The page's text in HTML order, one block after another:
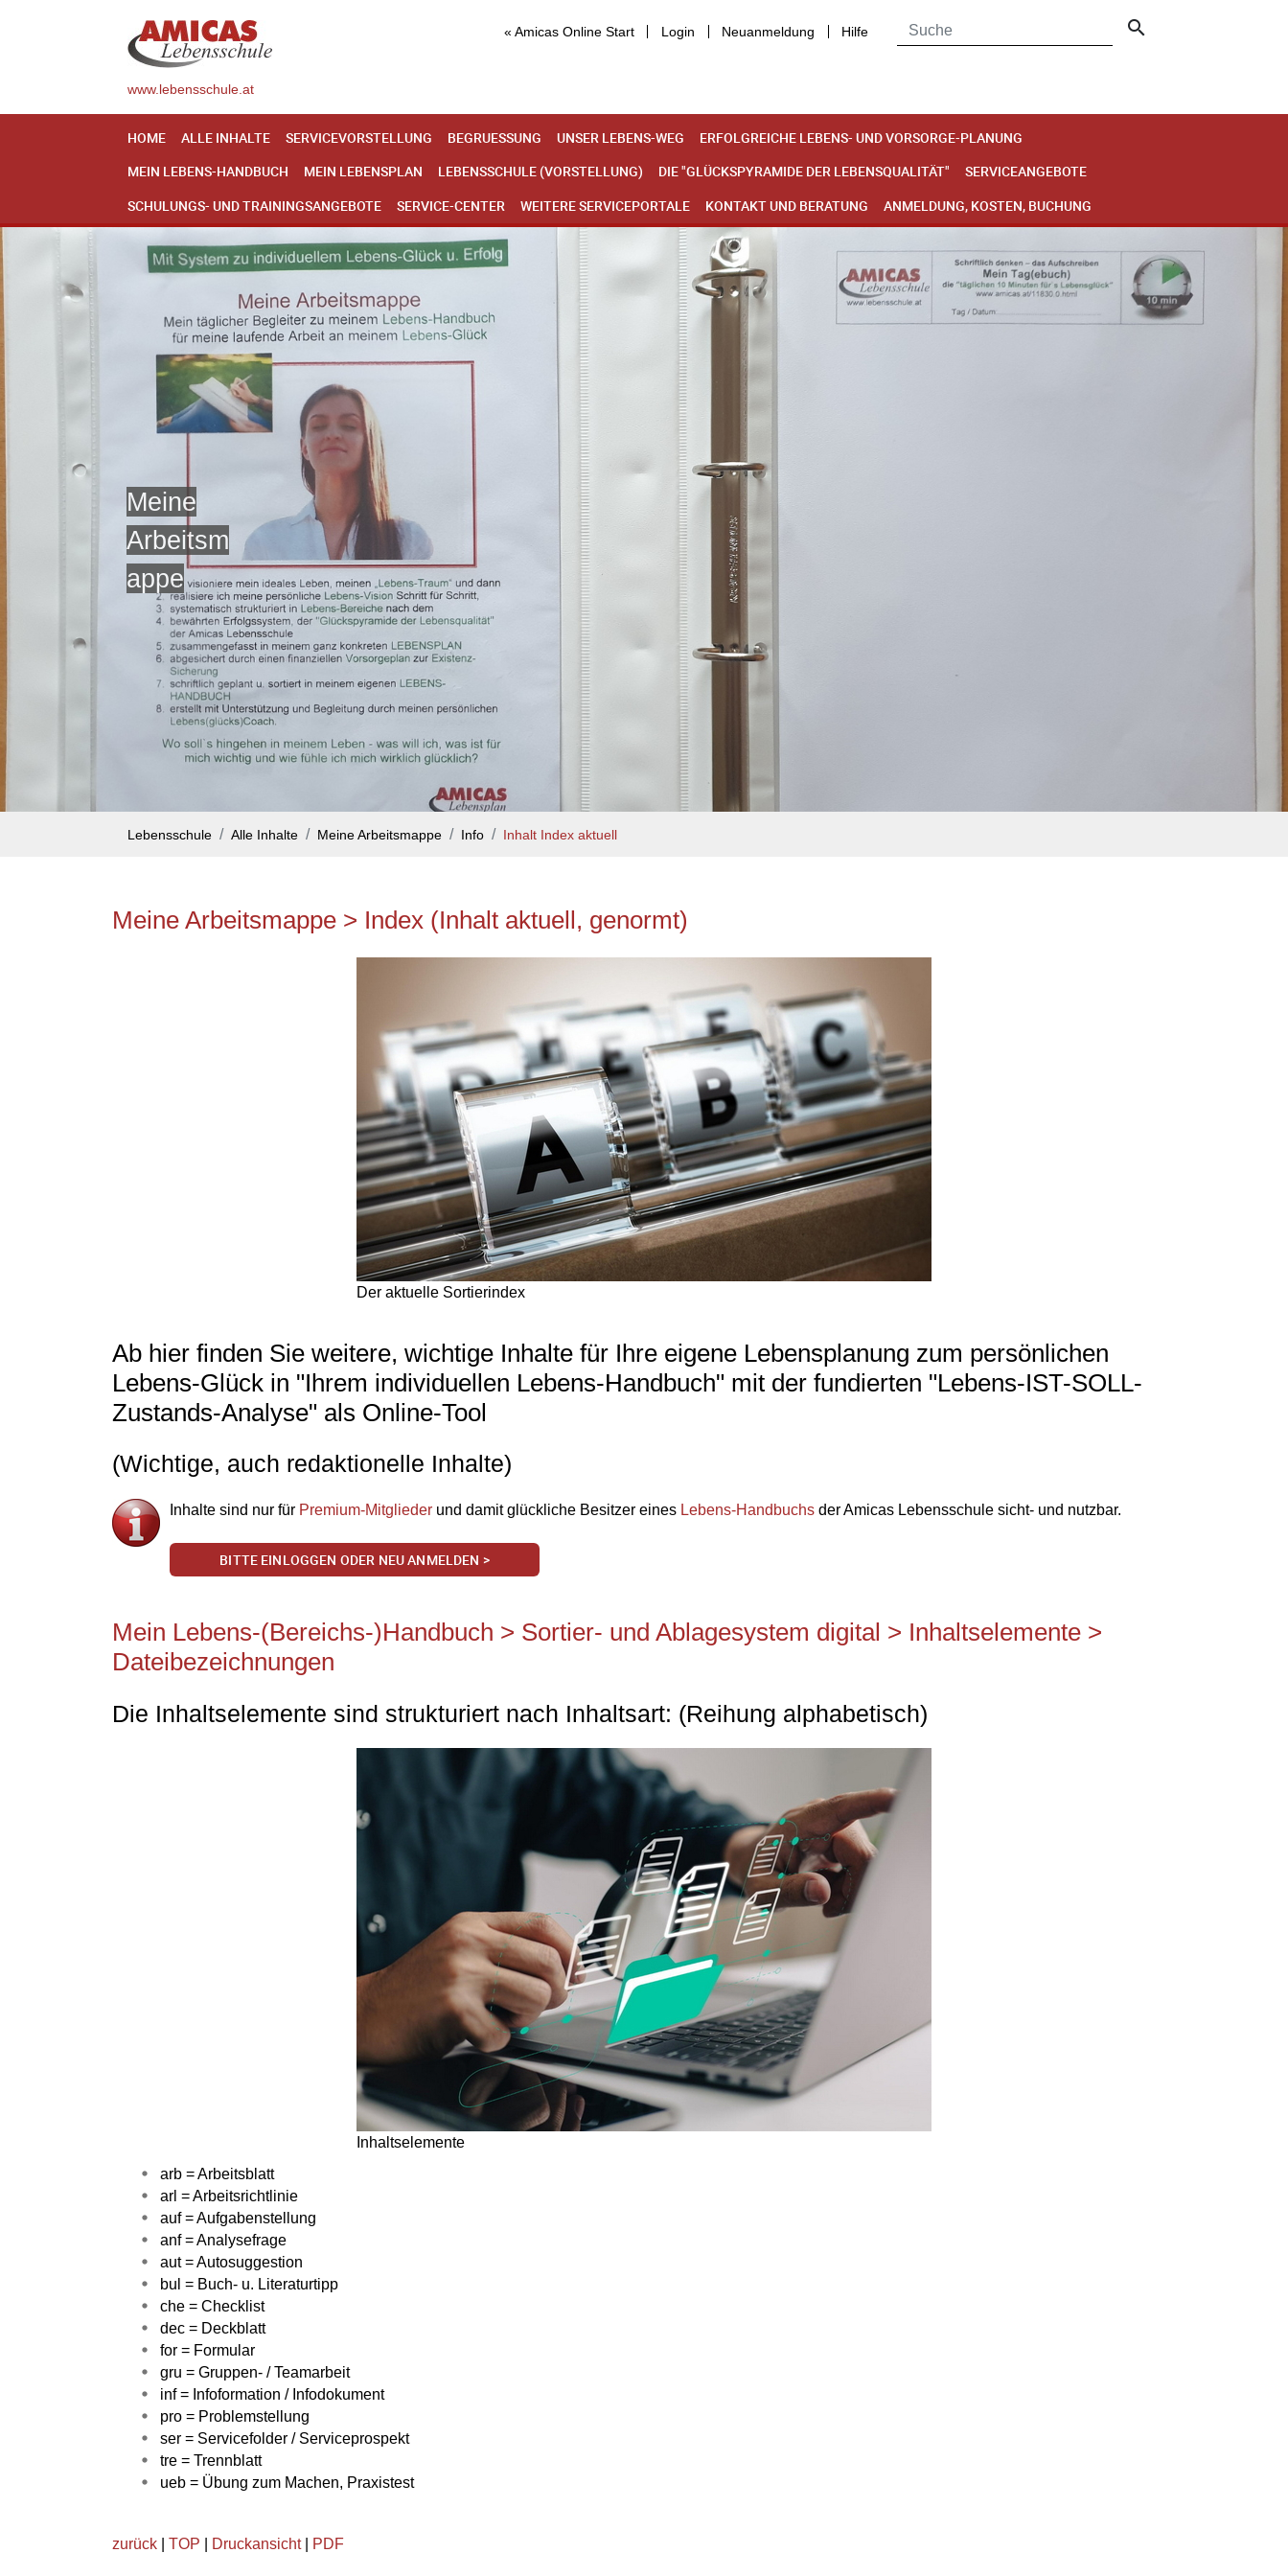
« Amicas Online Start Login Neuanmeldung Hilfe search
www.lebensschule.at
HOME ALLE INHALTE SERVICEVORSTELLUNG BEGRUESSUNG UNSER LEBENS-WEG
ERFOLGREICHE LEBENS- UND VORSORGE-PLANUNG
MEIN LEBENS-HANDBUCH
MEIN LEBENSPLAN LEBENSSCHULE (VORSTELLUNG) DIE "GLÜCKSPYRAMIDE DER LEBENSQUALITÄT"
SERVICEANGEBOTE
SCHULUNGS- UND TRAININGSANGEBOTE
SERVICE-CENTER WEITERE SERVICEPORTALE KONTAKT UND BERATUNG ANMELDUNG, KOSTEN, BUCHUNG
Meine
Arbeitsm
appe
Lebensschule Alle Inhalte Meine Arbeitsmappe Info Inhalt Index aktuell
Meine Arbeitsmappe > Index (Inhalt aktuell, genormt)
Der aktuelle Sortierindex
Ab hier finden Sie weitere, wichtige Inhalte für Ihre eigene Lebensplanung zum persönlichen
Lebens-Glück in "Ihrem individuellen Lebens-Handbuch" mit der fundierten "Lebens-IST-SOLL-
Zustands-Analyse" als Online-Tool
(Wichtige, auch redaktionelle Inhalte)
Inhalte sind nur für Premium-Mitglieder und damit glückliche Besitzer eines Lebens-Handbuchs der Amicas Lebensschule sicht- und nutzbar.
BITTE EINLOGGEN ODER NEU ANMELDEN >
Mein Lebens-(Bereichs-)Handbuch > Sortier- und Ablagesystem digital > Inhaltselemente >
Dateibezeichnungen
Die Inhaltselemente sind strukturiert nach Inhaltsart: (Reihung alphabetisch)
Inhaltselemente
arb = Arbeitsblatt
arl = Arbeitsrichtlinie
auf = Aufgabenstellung
anf = Analysefrage
aut = Autosuggestion
bul = Buch- u. Literaturtipp
che = Checklist
dec = Deckblatt
for = Formular
gru = Gruppen- / Teamarbeit
inf = Infoformation / Infodokument
pro = Problemstellung
ser = Servicefolder / Serviceprospekt
tre = Trennblatt
ueb = Übung zum Machen, Praxistest
zurück TOP Druckansicht| PDF